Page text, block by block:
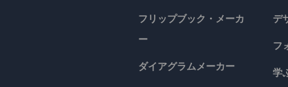
フリップブック・メーカ
ー
ダイアグラムメーカー
デ
フ
学